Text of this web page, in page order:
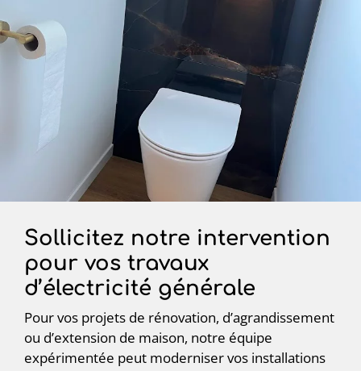
Sollicitez notre intervention
pour vos travaux
d’électricité générale
Pour vos projets de rénovation, d’agrandissement
ou d’extension de maison, notre équipe
expérimentée peut moderniser vos installations